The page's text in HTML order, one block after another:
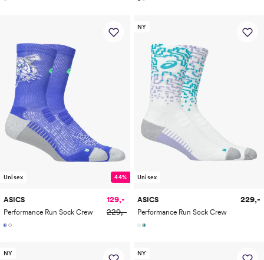
Unisex 44%
ASICS
Performance Run Sock Crew
129,-
229,-
NY
Unisex
ASICS
Performance Run Sock Crew
229,-
NY NY